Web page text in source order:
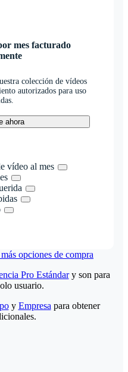
mes facturado
colección de vídeos
autorizados para uso
ahora
vídeo al mes
opciones de compra
Pro Estándary son para
usuario.
y Empresa para obtener